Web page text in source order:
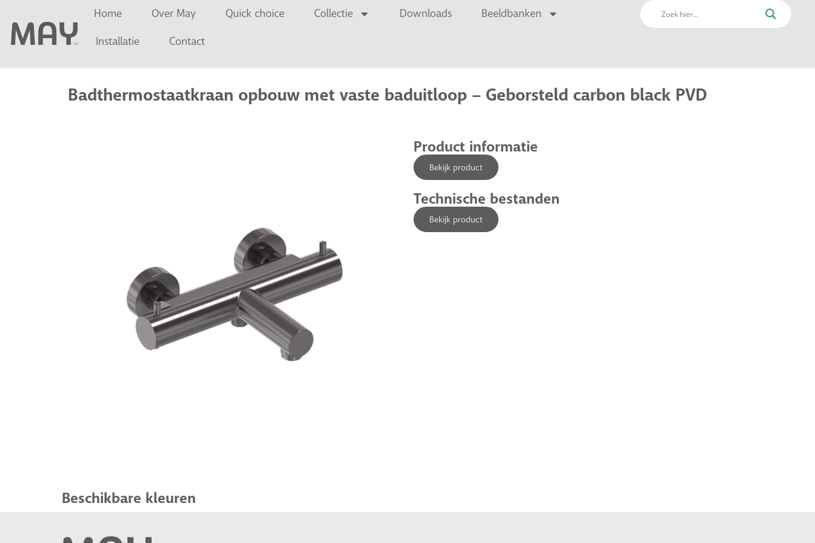
Home Over May Quick choice Collectie Downloads
Beeldbanken
Installatie
Contact
Badthermostaatkraan opbouw met vaste baduitloop – Geborsteld carbon black PVD
Product informatie
Bekijk product
Technische bestanden
Bekijk product
Beschikbare kleuren